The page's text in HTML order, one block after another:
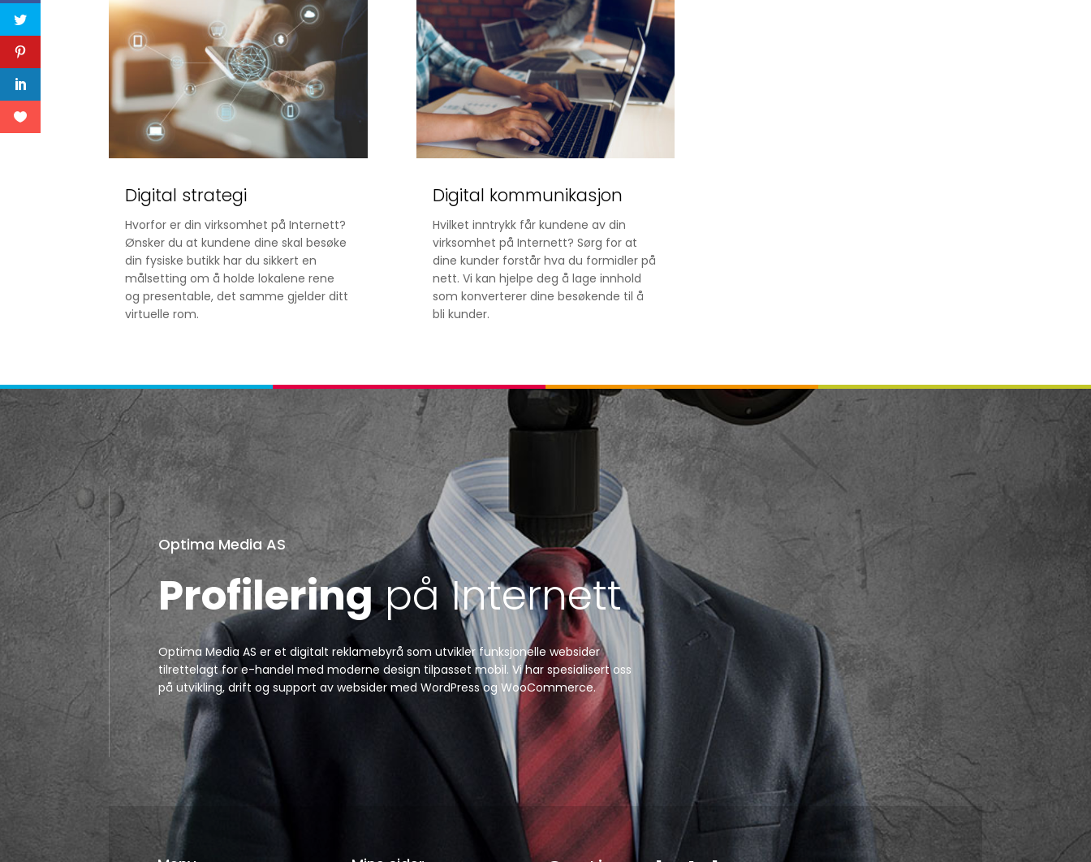
Digital strategi
Hvorfor er din virksomhet på Internett?
Ønsker du at kundene dine skal besøke
din fysiske butikk har du sikkert en
målsetting om å holde lokalene rene
og presentable, det samme gjelder ditt
virtuelle rom.
Digital kommunikasjon
Hvilket inntrykk får kundene av din
virksomhet på Internett? Sørg for at
dine kunder forstår hva du formidler på
nett. Vi kan hjelpe deg å lage innhold
som konverterer dine besøkende til å
bli kunder.
Optima Media AS
Profileringpå Internett
Optima Media AS er et digitalt reklamebyrå som utvikler funksjonelle websider
tilrettelagt for e-handel med moderne design tilpasset mobil. Vi har spesialisert oss
på utvikling, drift og support av websider med WordPress og WooCommerce.